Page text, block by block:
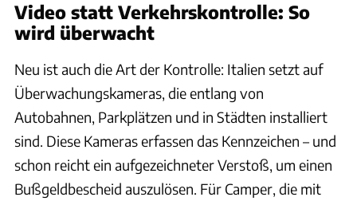
Video statt Verkehrskontrolle: So
wird überwacht
Neu ist auch die Art der Kontrolle: Italien setzt auf
Überwachungskameras, die entlang von
Autobahnen, Parkplätzen und in Städten installiert
sind. Diese Kameras erfassen das Kennzeichen – und
schon reicht ein aufgezeichneter Verstoß, um einen
Bußgeldbescheid auszulösen. Für Camper, die mit